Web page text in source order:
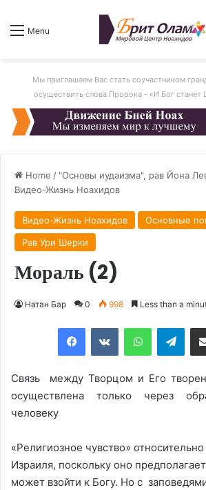
Menu
Мы приглашаем Вас стать соучастником
осуществить слова Пророка - «И Бог станет
Home / "Основы иудаизма", рав Йона
Видео-Жизнь Ноахидов
Видео-Жизнь Ноахидов
Основные
Рав Ури Шерки
Мораль (2)
Натан Бар 0 998 Less than a
FacebookVKontakteWhatsApp
Cвязь между Творцом и Его
осуществлена только через
человеку
«Религиозное чувство»
Израиля, поскольку оно
может взойти к Богу. Но с